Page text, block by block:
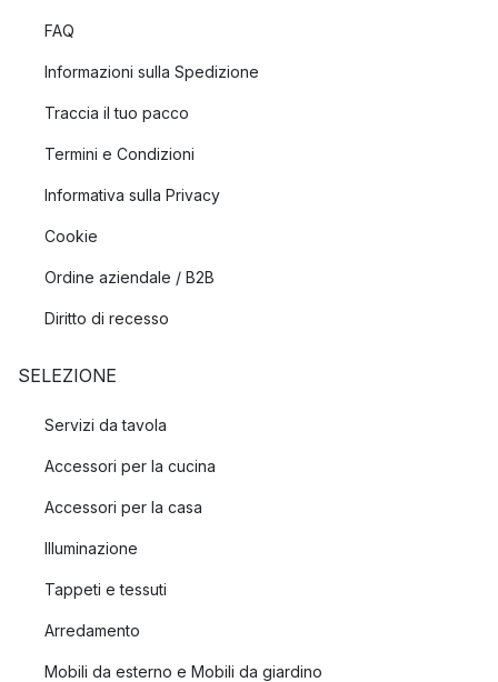
FAQ
Informazioni sulla Spedizione
Traccia il tuo pacco
Termini e Condizioni
Informativa sulla Privacy
Cookie
Ordine aziendale / B2B
Diritto di recesso
SELEZIONE
Servizi da tavola
Accessori per la cucina
Accessori per la casa
Illuminazione
Tappeti e tessuti
Arredamento
Mobili da esterno e Mobili da giardino